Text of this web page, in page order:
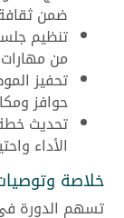
ضمن
تنظيم
من
تحفيز
حوافز
تحديث خطة
الأداء
خلاصة
تسهم الدورة